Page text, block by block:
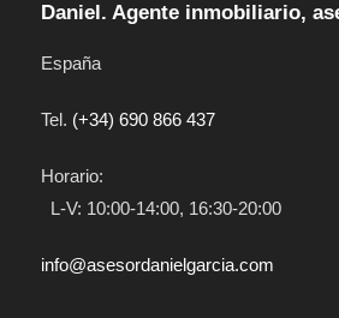
Daniel. Agente inmobiliario,
España
Tel. (+34) 690 866 437
Horario:
L-V: 10:00-14:00, 16:30-20:00
info@asesordanielgarcia.com